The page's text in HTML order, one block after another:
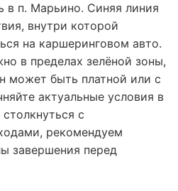
в п. Марьино. Синяя линия
внутри которой
на каршеринговом авто.
в пределах зелёной зоны,
может быть платной или с
актуальные условия в
с
рекомендуем
завершения перед